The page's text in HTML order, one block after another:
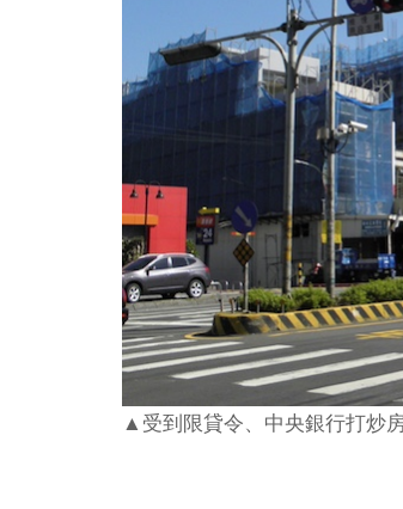
▲受到限貸令、中央銀行打炒